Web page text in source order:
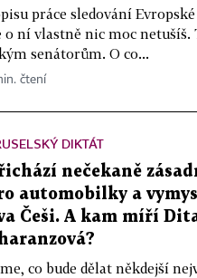
práce sledování
o ní vlastně nic moc netušíš.
senátorům. O co...
čtení
DIKTÁT
nečekaně
automobilky a
Češi. A kam míří
co bude dělat někdejší